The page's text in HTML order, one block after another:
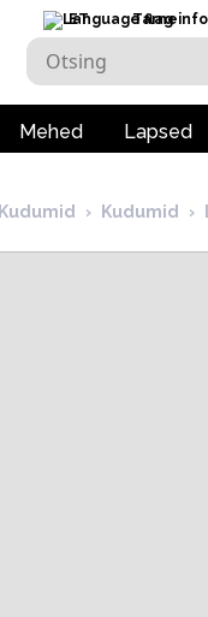
ET Tarneinfo
Mehed Lapsed
Kudumid › Kudumid ›